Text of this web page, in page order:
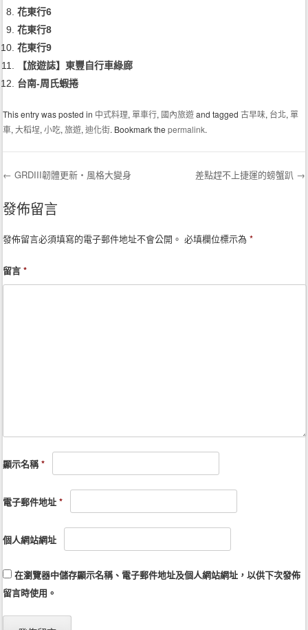
花東行6
花東行8
花東行9
【旅遊誌】東豐自行車綠廊
台南-周氏蝦捲
This entry was posted in 中式料理,單車行, 國內旅遊and tagged古早味, 台北,單
車,大稻埕,小吃,旅遊,迪化街. Bookmark thepermalink.
Post navigation
← GRDIII韌體更新‧風格大變身 差點趕不上捷運的螃蟹趴 →
發佈留言
發佈留言必須填寫的電子郵件地址不會公開。 必填欄位標示為*
留言*
顯示名稱*
電子郵件地址*
個人網站網址
在瀏覽器中儲存顯示名稱、電子郵件地址及個人網站網址，以供下次發佈
留言時使用。